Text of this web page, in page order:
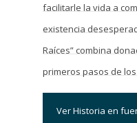
facilitarle la vida a
existencia
Raíces” combina
primeros pasos de
Ver Historia en